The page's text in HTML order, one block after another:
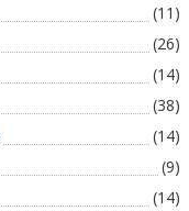
(11)
(26)
(14)
(38)
(14)
(9)
(14)